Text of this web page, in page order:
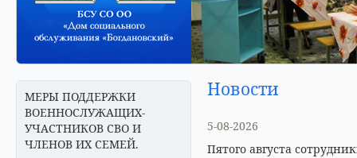
МЕРЫ ПОДДЕРЖКИ
ВОЕННОСЛУЖАЩИХ-
УЧАСТНИКОВ СВО И
ЧЛЕНОВ ИХ СЕМЕЙ.
Новости
5-08-2026
Пятого августа